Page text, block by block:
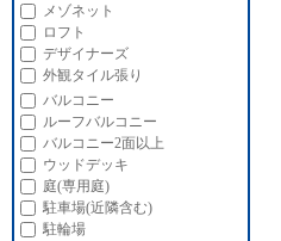
メゾネット
ロフト
デザイナーズ
外観タイル張り
バルコニー
ルーフバルコニー
バルコニー2面以上
ウッドデッキ
庭(専用庭)
駐車場(近隣含む)
駐輪場